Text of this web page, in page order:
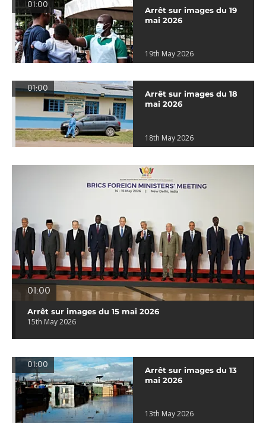
01:00
Arrêt sur images du 19
mai 2026
19th May 2026
01:00
Arrêt sur images du 18
mai 2026
18th May 2026
01:00
Arrêt sur images du 15 mai 2026
15th May 2026
01:00
Arrêt sur images du 13
mai 2026
13th May 2026